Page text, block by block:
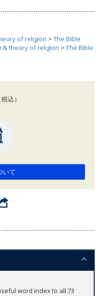
of religion > The Bible
& theory of religion > The Bible
込）
いて
word index to all 73